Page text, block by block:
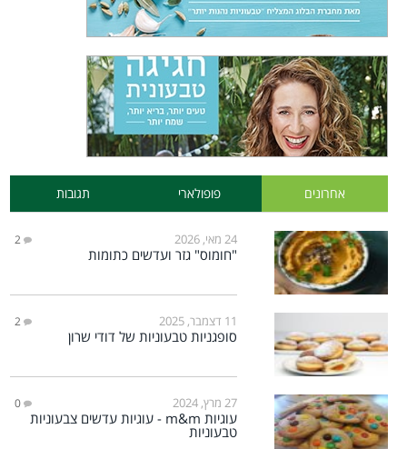
אחרונים פופולארי תגובות
24 מאי, 2026 2
"חומוס" גזר ועדשים כתומות
11 דצמבר, 2025 2
סופגניות טבעוניות של דודי שרון
27 מרץ, 2024 0
עוגיות m&m - עוגיות עדשים צבעוניות
טבעוניות